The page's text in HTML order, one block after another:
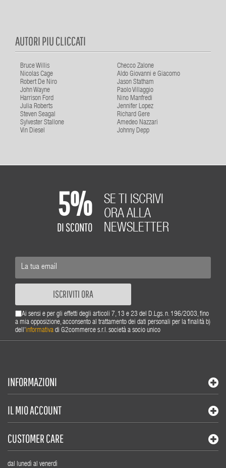
AUTORI PIU CLICCATI
Bruce Willis
Checco Zalone
Nicolas Cage
Aldo Giovanni e Giacomo
Robert De Niro
Jason Statham
John Wayne
Paolo Villaggio
Harrison Ford
Nino Manfredi
Julia Roberts
Jennifer Lopez
Steven Seagal
Richard Gere
Sylvester Stallone
Amedeo Nazzari
Vin Diesel
Johnny Depp
5%
DI SCONTO
SE TI ISCRIVI
ORA ALLA
NEWSLETTER
ISCRIVITI ORA
Ai sensi e per gli effetti degli articoli 7, 13 e 23 del D.Lgs. n. 196/2003, fino
a mia opposizione, acconsento al trattamento dei dati personali per la finalità b)
dell'informativa di G2commerce s.r.l. società a socio unico
INFORMAZIONI
IL MIO ACCOUNT
CUSTOMER CARE
dal lunedì al venerdì